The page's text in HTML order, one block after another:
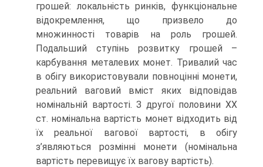
грошей: локальність ринків, функціональне
відокремлення, що призвело до
множинності товарів на роль грошей.
Подальший ступінь розвитку грошей –
карбування металевих монет. Тривалий час
в обігу використовували повноцінні монети,
реальний ваговий вміст яких відповідав
номінальній вартості. З другої половини XX
ст. номінальна вартість монет відходить від
їх реальної вагової вартості, в обігу
з’являються розмінні монети (номінальна
вартість перевищує їх вагову вартість).